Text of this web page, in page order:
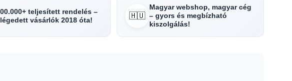
teljesített rendelés –
vásárlók 2018 óta!
🇭🇺
Magyar webshop, magyar cég
– gyors és megbízható
kiszolgálás!